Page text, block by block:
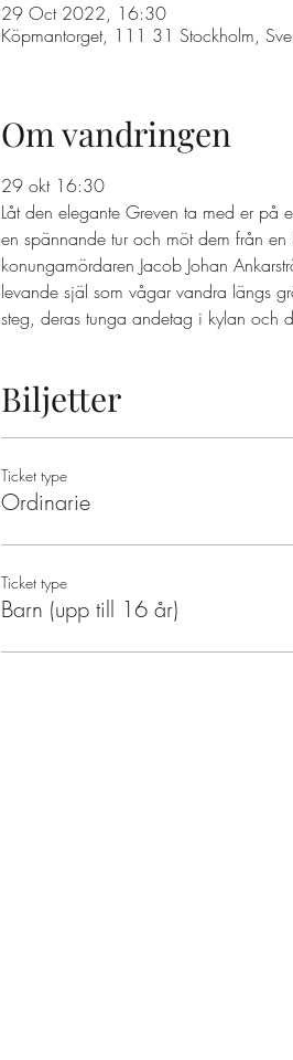
29 Oct 2022, 16:30
Köpmantorget, 111 31 Stockholm,
Om vandringen
29 okt 16:30
Låt den elegante Greven ta med er på
en spännande tur och möt dem från
konungamördaren Jacob Johan
levande själ som vågar vandra längs
steg, deras tunga andetag i kylan och
Biljetter
Ticket type
Ordinarie
Ticket type
Barn (upp till 16 år)